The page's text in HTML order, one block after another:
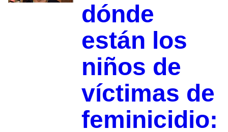
dónde
están los
niños de
víctimas de
feminicidio: